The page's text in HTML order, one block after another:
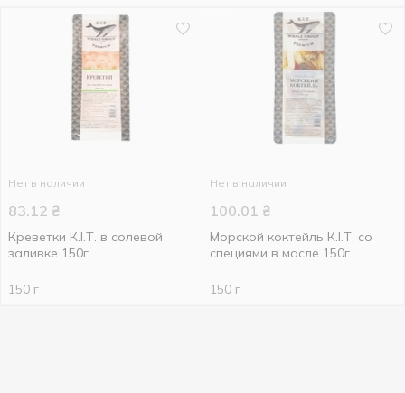
Нет в наличии
83.12 ₴
Креветки К.І.Т. в солевой
заливке 150г
150 г
Нет в наличии
100.01 ₴
Морской коктейль К.І.Т. со
специями в масле 150г
150 г